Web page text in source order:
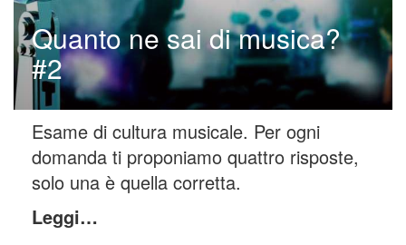
Quanto ne sai di musica?
#2
Esame di cultura musicale. Per ogni
domanda ti proponiamo quattro risposte,
solo una è quella corretta.
Leggi…